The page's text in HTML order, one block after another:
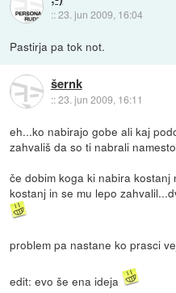
::23. jun 2009, 16:04
Pastirja pa tok not.
šernk
::23. jun 2009, 16:11
eh...ko nabirajo gobe ali kaj
zahvališ da so ti nabrali
če dobim koga ki nabira kostanj
kostanj in se mu lepo
problem pa nastane ko prasci
edit: evo še ena ideja